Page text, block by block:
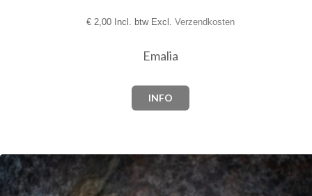
€2,00 Incl. btw Excl. Verzendkosten
Emalia
INFO